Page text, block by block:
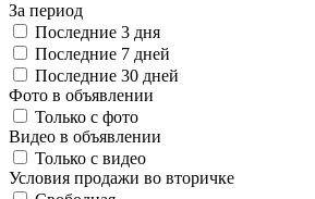
За период
Последние 3 дня
Последние 7 дней
Последние 30 дней
Фото в объявлении
Только с фото
Видео в объявлении
Только с видео
Условия продажи во вторичке